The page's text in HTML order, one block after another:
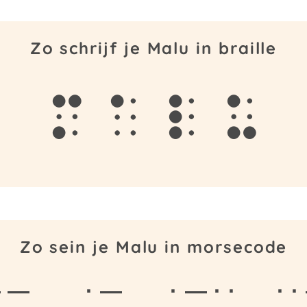
Zo schrijf je Malu in braille
m a l u
Zo sein je Malu in morsecode
— · — · — · · ·